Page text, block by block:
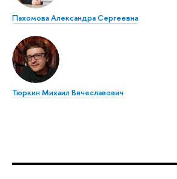
Пахомова Александра Сергеевна
Тюркин Михаил Вячеславович